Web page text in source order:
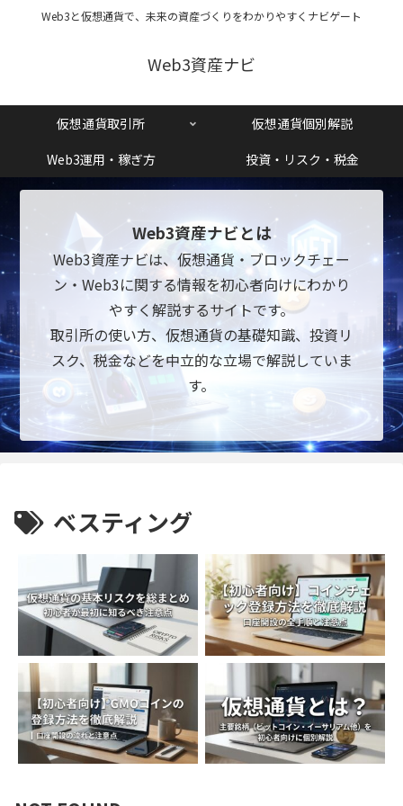
Web3と仮想通貨で、未来の資産づくりをわかりやすくナビゲート
Web3資産ナビ
仮想通貨取引所
仮想通貨個別解説
Web3運用・稼ぎ方
投資・リスク・税金
Web3資産ナビとは
Web3資産ナビは、仮想通貨・ブロックチェー
ン・Web3に関する情報を初心者向けにわかり
やすく解説するサイトです。
取引所の使い方、仮想通貨の基礎知識、投資リ
スク、税金などを中立的な立場で解説していま
す。
ベスティング